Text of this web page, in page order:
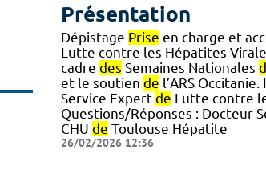
Présentation
Dépistage Prise en charge et
Lutte contre les Hépatites
cadre des Semaines Nationales
et le soutien de l’ARS
Service Expert de Lutte contre
Questions/Réponses : Docteur
CHU de Toulouse Hépatite
26/02/2026 12:36